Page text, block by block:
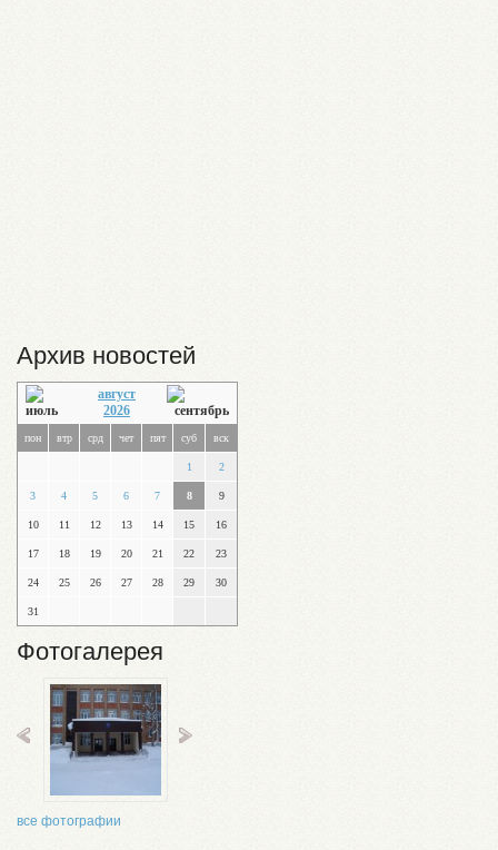
Архив новостей
август
2026
пон втр срд чет пят суб вск
1 2
3 4 5 6 7 8 9
10 11 12 13 14 15 16
17 18 19 20 21 22 23
24 25 26 27 28 29 30
31
Фотогалерея
все фотографии